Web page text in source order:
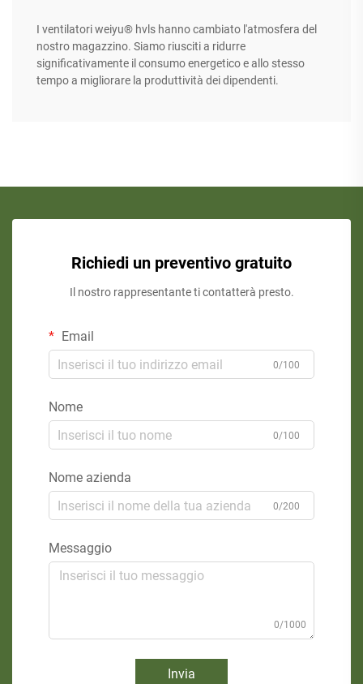
I ventilatori weiyu® hvls hanno cambiato l'atmosfera del
nostro magazzino. Siamo riusciti a ridurre
significativamente il consumo energetico e allo stesso
tempo a migliorare la produttività dei dipendenti.
Richiedi un preventivo gratuito
Il nostro rappresentante ti contatterà presto.
Email
0/100
Nome
0/100
Nome azienda
0/200
Messaggio
0/1000
Invia